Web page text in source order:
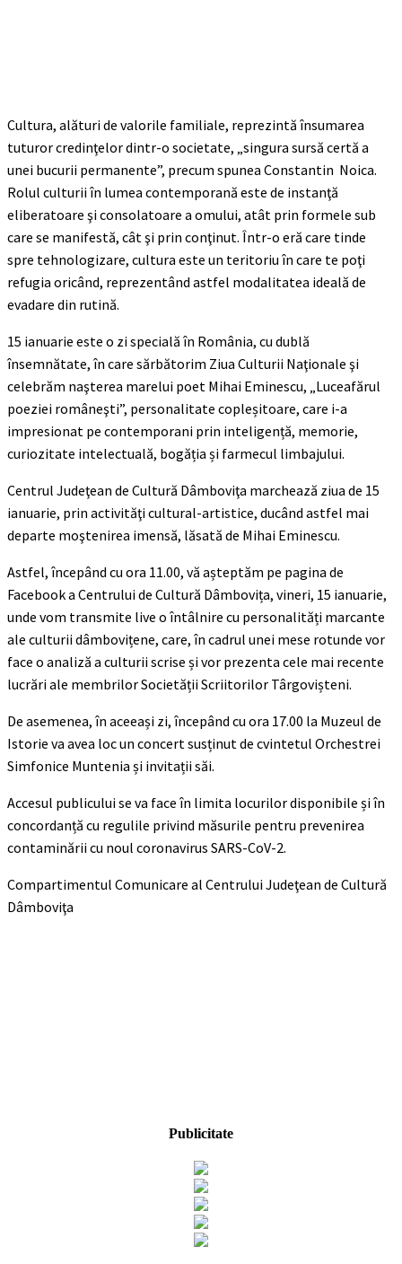
Cultura, alături de valorile familiale, reprezintă însumarea
tuturor credinţelor dintr-o societate, „singura sursă certă a
unei bucurii permanente”, precum spunea Constantin Noica.
Rolul culturii în lumea contemporană este de instanţă
eliberatoare şi consolatoare a omului, atât prin formele sub
care se manifestă, cât şi prin conţinut. Într-o eră care tinde
spre tehnologizare, cultura este un teritoriu în care te poţi
refugia oricând, reprezentând astfel modalitatea ideală de
evadare din rutină.
15 ianuarie este o zi specială în România, cu dublă
însemnătate, în care sărbătorim Ziua Culturii Naţionale şi
celebrăm naşterea marelui poet Mihai Eminescu, „Luceafărul
poeziei româneşti”, personalitate copleșitoare, care i-a
impresionat pe contemporani prin inteligență, memorie,
curiozitate intelectuală, bogăția și farmecul limbajului.
Centrul Judeţean de Cultură Dâmboviţa marchează ziua de 15
ianuarie, prin activităţi cultural-artistice, ducând astfel mai
departe moştenirea imensă, lăsată de Mihai Eminescu.
Astfel, începând cu ora 11.00, vă așteptăm pe pagina de
Facebook a Centrului de Cultură Dâmbovița, vineri, 15 ianuarie,
unde vom transmite live o întâlnire cu personalități marcante
ale culturii dâmbovițene, care, în cadrul unei mese rotunde vor
face o analiză a culturii scrise și vor prezenta cele mai recente
lucrări ale membrilor Societății Scriitorilor Târgovișteni.
De asemenea, în aceeași zi, începând cu ora 17.00 la Muzeul de
Istorie va avea loc un concert susținut de cvintetul Orchestrei
Simfonice Muntenia și invitații săi.
Accesul publicului se va face în limita locurilor disponibile și în
concordanță cu regulile privind măsurile pentru prevenirea
contaminării cu noul coronavirus SARS-CoV-2.
Compartimentul Comunicare al Centrului Judeţean de Cultură
Dâmboviţa
Publicitate